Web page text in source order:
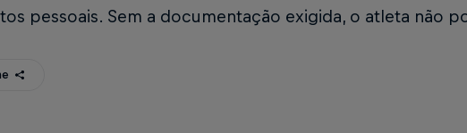
pessoais. Sem a documentação exigida, o atleta não